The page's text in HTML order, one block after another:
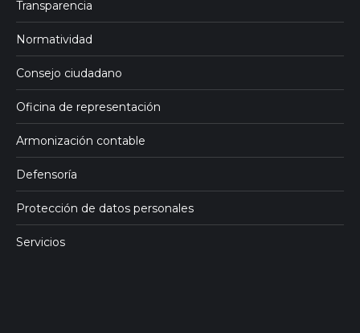
Transparencia
Normatividad
Consejo ciudadano
Oficina de representación
Armonización contable
Defensoría
Protección de datos personales
Servicios